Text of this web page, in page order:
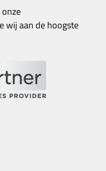
wij aan de hoogste